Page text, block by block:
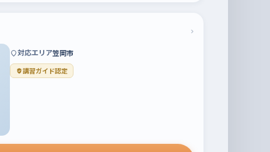
›
対応エリア笠岡市
講習ガイド認定